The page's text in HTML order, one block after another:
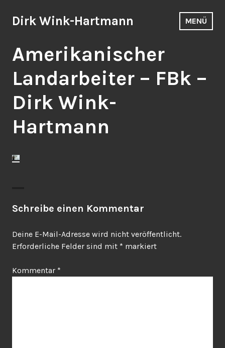
Inhalt
Dirk Wink-Hartmann MENÜ
Amerikanischer
Landarbeiter – FBk –
Dirk Wink-
Hartmann
Schreibe einen Kommentar
Deine E-Mail-Adresse wird nicht veröffentlicht.
Erforderliche Felder sind mit * markiert
Kommentar *